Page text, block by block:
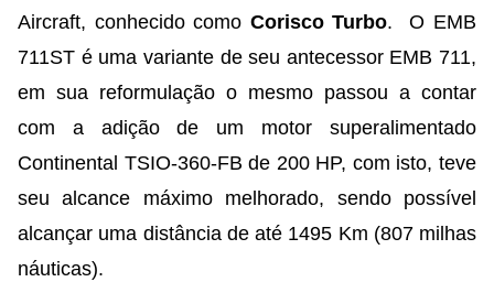
Aircraft, conhecido como Corisco Turbo. O EMB
711ST é uma variante de seu antecessor EMB 711,
em sua reformulação o mesmo passou a contar
com a adição de um motor superalimentado
Continental TSIO-360-FB de 200 HP, com isto, teve
seu alcance máximo melhorado, sendo possível
alcançar uma distância de até 1495 Km (807 milhas
náuticas).